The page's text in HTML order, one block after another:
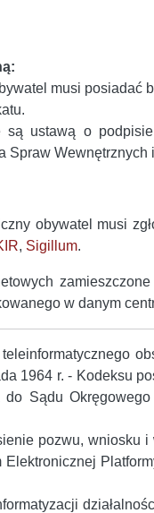
musi
ustawą o
Spraw Wewnętrznych
obywatel musi
, Sigillum.
w danym
1964 r. - Kodeksu
Sądu
pozwu, wniosku